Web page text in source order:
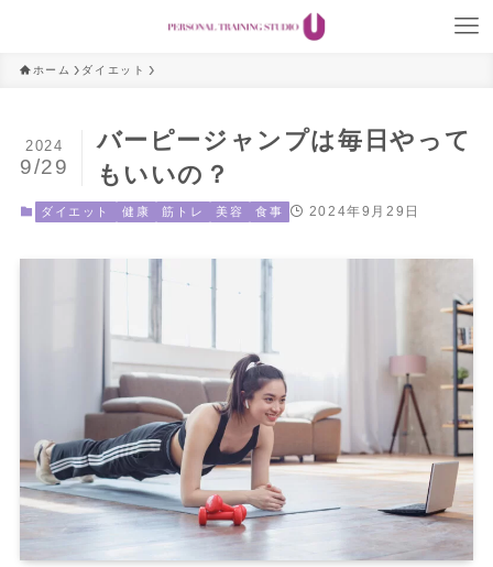
ホーム ダイエット
バーピージャンプは毎日やって
もいいの？
2024
9/29
ダイエット 健康 筋トレ 美容 食事 2024年9月29日